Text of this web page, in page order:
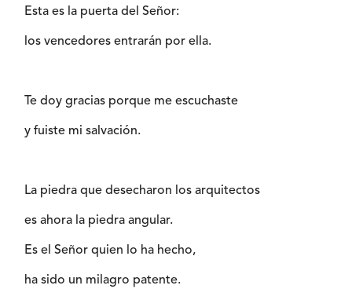
Esta es la puerta del Señor:
los vencedores entrarán por ella.
Te doy gracias porque me escuchaste
y fuiste mi salvación.
La piedra que desecharon los arquitectos
es ahora la piedra angular.
Es el Señor quien lo ha hecho,
ha sido un milagro patente.